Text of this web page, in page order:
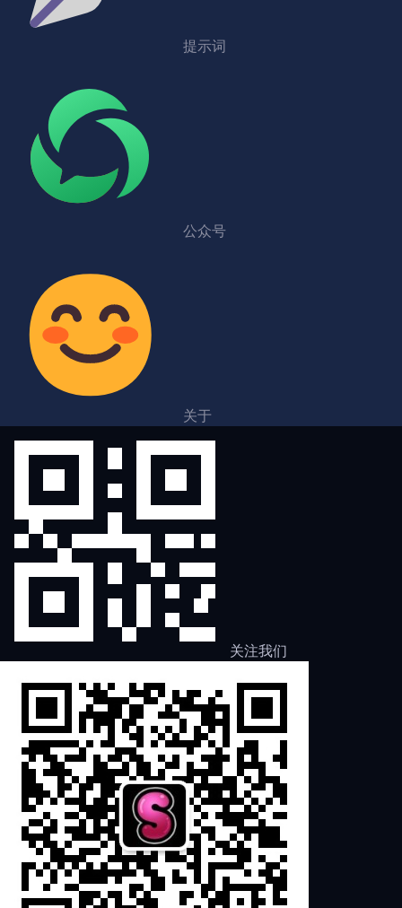
提示词
公众号
关于
关注我们